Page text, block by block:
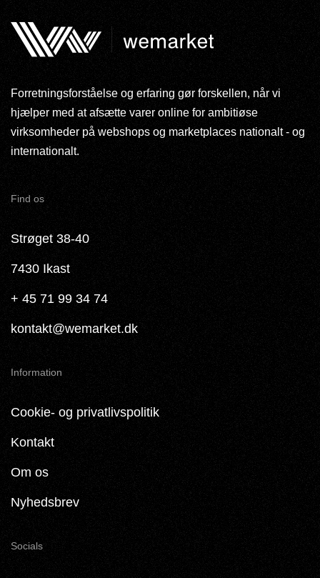
Forretningsforståelse og erfaring gør forskellen, når vi
hjælper med at afsætte varer online for ambitiøse
virksomheder på webshops og marketplaces nationalt - og
internationalt.
Find os
Strøget 38-40
7430 Ikast
+ 45 71 99 34 74
kontakt@wemarket.dk
Information
Cookie- og privatlivspolitik
Kontakt
Om os
Nyhedsbrev
Socials